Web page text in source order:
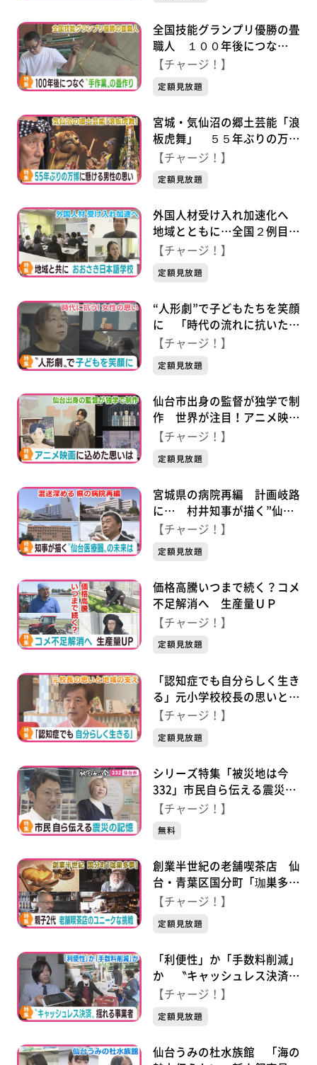
全国技能グランプリ優勝の畳
職人 １００年後につな
ぐ“手作業”の畳作り
【チャージ！】
定額見放題
宮城・気仙沼の郷土芸能「浪
板虎舞」 ５５年ぶりの万博
に懸ける８０歳男性の思い
【チャージ！】
定額見放題
外国人材受け入れ加速化へ
地域とともに…全国２例目の
公立日本語学校「おおさき日
【チャージ！】
定額見放題
“人形劇”で子どもたちを笑顔
に 「時代の流れに抗いた
い」女性の思い
【チャージ！】
定額見放題
仙台市出身の監督が独学で制
作 世界が注目！アニメ映画
に込めた思い
【チャージ！】
定額見放題
宮城県の病院再編 計画岐路
に… 村井知事が描く”仙台
医療圏”の未来は？
【チャージ！】
定額見放題
価格高騰いつまで続く？コメ
不足解消へ 生産量ＵＰ
【チャージ！】
定額見放題
「認知症でも自分らしく生き
る」元小学校校長の思いと地
域の支え
【チャージ！】
定額見放題
シリーズ特集「被災地は今
332」市民自ら伝える震災の
記憶
【チャージ！】
無料
創業半世紀の老舗喫茶店 仙
台・青葉区国分町「珈巣多
夢」 ２代目のユニークな挑
【チャージ！】
定額見放題
「利便性」か「手数料削減」
か 〝キャッシュレス決済〟
揺れる事業者
【チャージ！】
定額見放題
仙台うみの杜水族館 「海の